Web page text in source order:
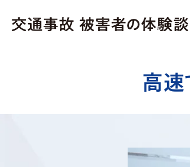
高速